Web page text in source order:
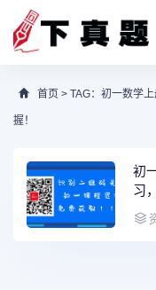
首页 > TAG：初一数学
握！
初
习